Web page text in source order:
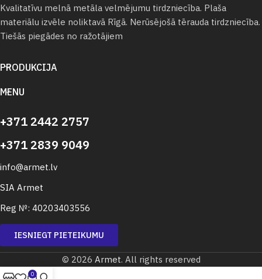
Kvalitatīvu melnā metāla velmējumu tirdzniecība. Plaša
materiālu izvēle noliktavā Rīgā. Nerūsējošā tērauda tirdzniecība.
Tiešās piegādes no ražotājiem
PRODUKCIJA
MENU
+371 2442 2757
+371 2839 9049
info@armet.lv
SIA Armet
Reg №: 40203403556
IESNIEGT PIETEIKUMU
© 2026 Armet. All rights reserved
0